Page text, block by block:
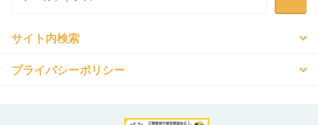
サイト内検索
プライバシーポリシー